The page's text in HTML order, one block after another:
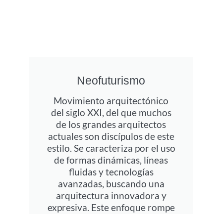
Neofuturismo
Movimiento arquitectónico
del siglo XXI, del que muchos
de los grandes arquitectos
actuales son discípulos de este
estilo. Se caracteriza por el uso
de formas dinámicas, líneas
fluidas y tecnologías
avanzadas, buscando una
arquitectura innovadora y
expresiva. Este enfoque rompe